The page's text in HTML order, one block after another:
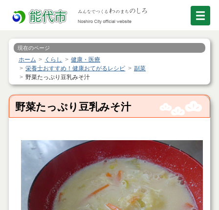
現在のページ
ホーム くらし
健康・医療
栄養士おすすめ！健康おてがるレシピ
副菜
野菜たっぷり豆乳みそ汁
野菜たっぷり豆乳みそ汁